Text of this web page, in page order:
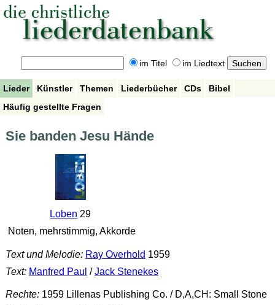
im Titel im Liedtext
Lieder Künstler Themen Liederbücher CDs
Bibel
Häufig gestellte Fragen
Sie banden Jesu Hände
Loben 29
Noten, mehrstimmig, Akkorde
Text und Melodie: Ray Overhold 1959
Text: Manfred Paul /Jack Stenekes
Rechte:1959 Lillenas Publishing Co. / D,A,CH: Small Stone